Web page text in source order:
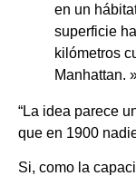
en un
superficie
kilómetros
Manhattan.
“La idea parece
que en 1900
Si, como la